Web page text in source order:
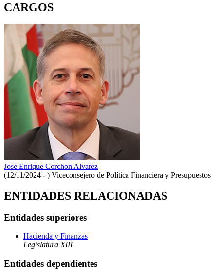
CARGOS
Jose Enrique Corchon Alvarez
(12/11/2024 - ) Viceconsejero de Política Financiera y Presupuestos
ENTIDADES RELACIONADAS
Entidades superiores
Hacienda y Finanzas
Legislatura XIII
Entidades dependientes